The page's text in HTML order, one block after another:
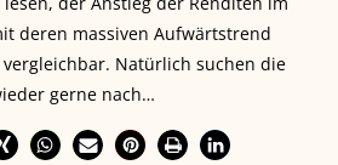
deren massiven Aufwärtstrend
vergleichbar. Natürlich suchen die
gerne nach…